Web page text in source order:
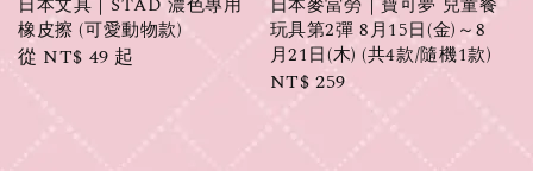
橡皮擦 (可愛動物款)
Regular
從 NT$ 49 起
玩具第2彈 8月15日(金)～8
月21日(木) (共4款/隨機1款)
Regular
NT$ 259